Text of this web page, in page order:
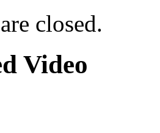
closed.
Video